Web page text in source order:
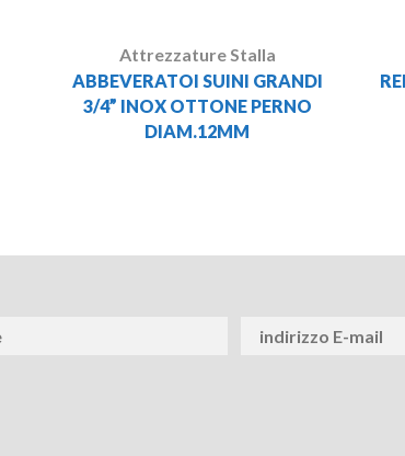
Attrezzature Stalla
ABBEVERATOI SUINI GRANDI
3/4” INOX OTTONE PERNO
DIAM.12MM